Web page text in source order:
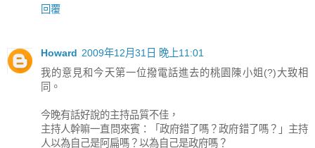
回覆
Howard 2009年12月31日 晚上11:01
我的意見和今天第一位撥電話進去的桃園陳小姐(?)大致相
同。
今晚有話好說的主持品質不佳，
主持人幹嘛一直問來賓：「政府錯了嗎？政府錯了嗎？」主持
人以為自己是阿扁嗎？以為自己是政府嗎？